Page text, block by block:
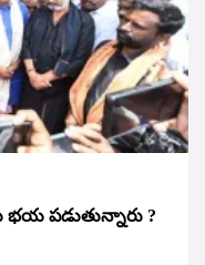
భయ పడుతున్నారు ?